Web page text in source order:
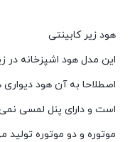
هود زیر کابینتی
اين مدل هود اشپزخانه در
اصطلاحا به آن هود
است و دارای پنل لمسی
موتوره و دو موتوره